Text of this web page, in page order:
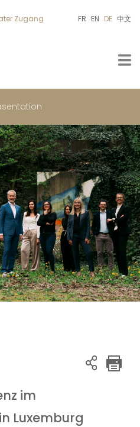
Zugang FR EN DE 中文
im
Luxemburg